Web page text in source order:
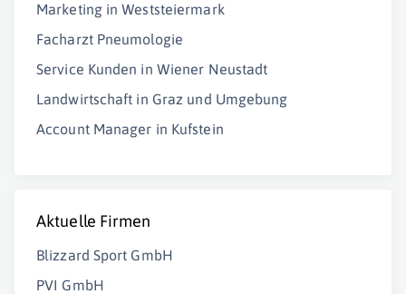
Marketing in Weststeiermark
Facharzt Pneumologie
Service Kunden in Wiener Neustadt
Landwirtschaft in Graz und Umgebung
Account Manager in Kufstein
Aktuelle Firmen
Blizzard Sport GmbH
PVI GmbH